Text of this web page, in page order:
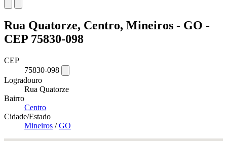
Rua Quatorze, Centro, Mineiros - GO -
CEP 75830-098
CEP
75830-098
Logradouro
Rua Quatorze
Bairro
Centro
Cidade/Estado
Mineiros /GO